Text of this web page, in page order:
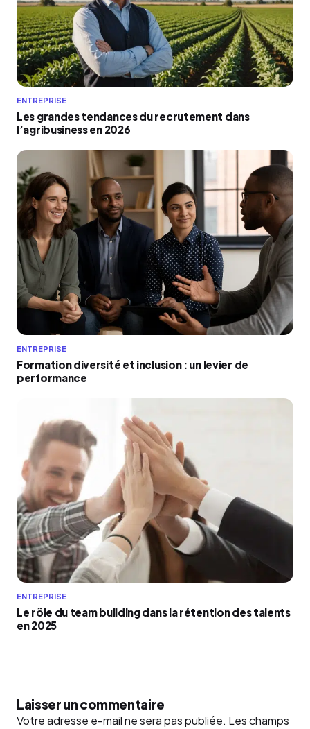
ENTREPRISE
Les grandes tendances du recrutement dans
l’agribusiness en 2026
ENTREPRISE
Formation diversité et inclusion : un levier de
performance
ENTREPRISE
Le rôle du team building dans la rétention des talents
en 2025
Laisser un commentaire
Votre adresse e-mail ne sera pas publiée. Les champs